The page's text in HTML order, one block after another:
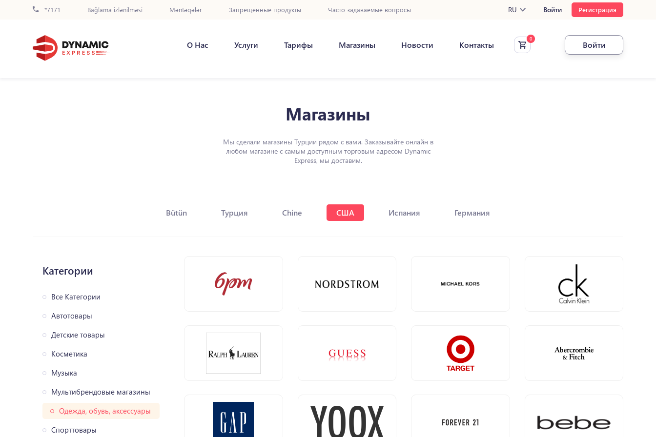
*7171 Bağlama izlənilməsi Məntəqələr Запрещенные продукты Часто задаваемые вопросы RU Войти Регистрация
О Нас Услуги Тарифы Магазины Новости Контакты Войти
Магазины
Мы сделали магазины Турции рядом с вами. Заказывайте онлайн в
любом магазине с самым доступным торговым адресом Dynamic
Express, мы доставим.
Bütün Турция Chine США Испания Германия
Категории
Все Категории
Автотовары
Детские товары
Косметика
Музыка
Мультибрендовые магазины
Одежда, обувь, аксессуары
Спорттовары